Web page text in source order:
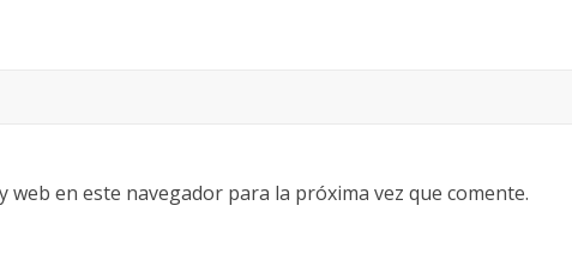
en este navegador para la próxima vez que comente.